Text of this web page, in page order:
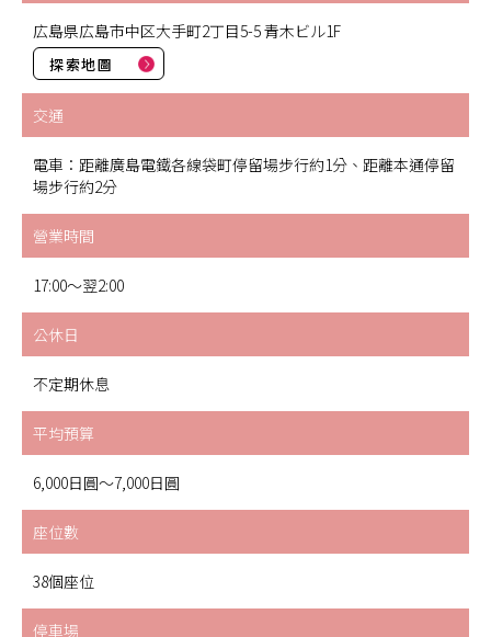
広島県広島市中区大手町2丁目5-5 青木ビル1F
探索地圖
交通
電車：距離廣島電鐵各線袋町停留場步行約1分、距離本通停留
場步行約2分
營業時間
17:00～翌2:00
公休日
不定期休息
平均預算
6,000日圓～7,000日圓
座位數
38個座位
停車場